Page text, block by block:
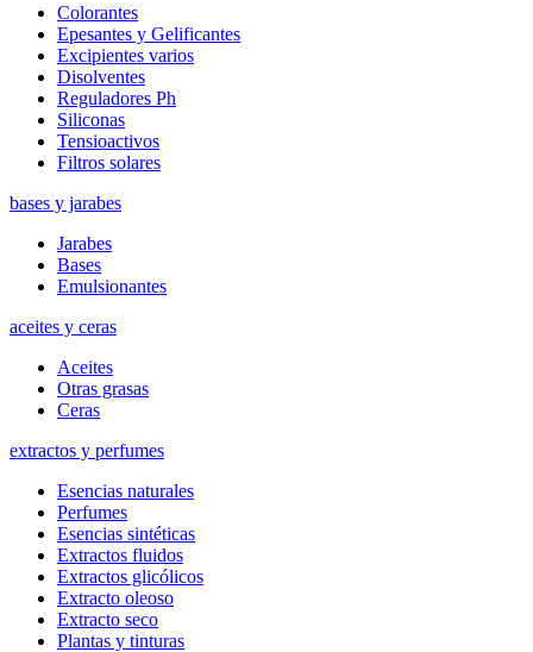
Colorantes
Epesantes y Gelificantes
Excipientes varios
Disolventes
Reguladores Ph
Siliconas
Tensioactivos
Filtros solares
bases y jarabes
Jarabes
Bases
Emulsionantes
aceites y ceras
Aceites
Otras grasas
Ceras
extractos y perfumes
Esencias naturales
Perfumes
Esencias sintéticas
Extractos fluidos
Extractos glicólicos
Extracto oleoso
Extracto seco
Plantas y tinturas